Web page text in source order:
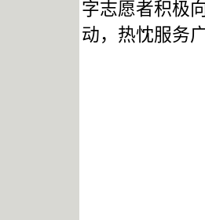
字志愿者积极
动，热忱服务